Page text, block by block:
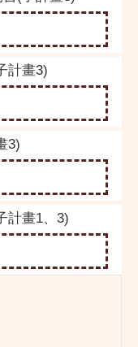
計畫3)
3)
計畫1、3)